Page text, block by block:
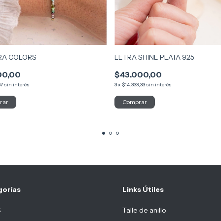
COLORS
sin interés
LETRA SHINE PLATA 925
$43.000,00
3x $14.333,33 sin interés
Comprar
Links Útiles
Talle de anillo